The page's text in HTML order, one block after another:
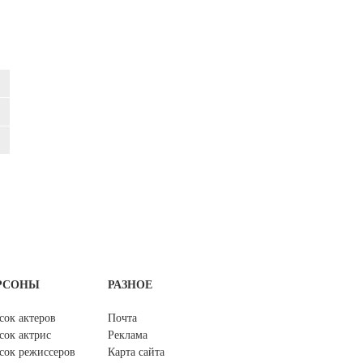
актеров
актрис
режиссеров
РАЗНОЕ
Почта
Реклама
Карта сайта